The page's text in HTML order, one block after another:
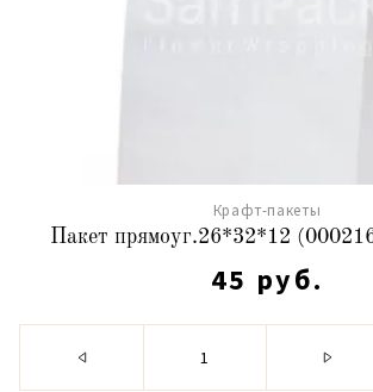
Крафт-пакеты
Пакет прямоуг.26*32*12
45 руб.